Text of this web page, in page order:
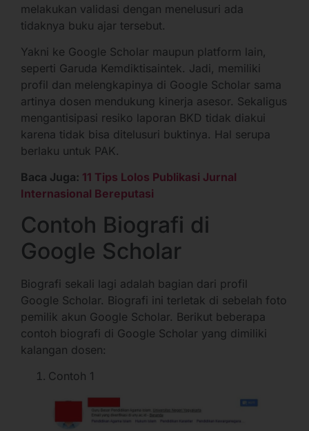
melakukan validasi dengan menelusuri ada
tidaknya buku ajar tersebut.
Yakni ke Google Scholar maupun platform lain,
seperti Garuda Kemdiktisaintek. Jadi, memiliki
profil dan melengkapinya di Google Scholar sama
artinya dosen mendukung kinerja asesor. Sekaligus
mengantisipasi resiko laporan BKD tidak diakui
karena tidak bisa ditelusuri buktinya. Hal serupa
berlaku untuk PAK.
Baca Juga: 11 Tips Lolos Publikasi Jurnal
Internasional Bereputasi
Contoh Biografi di
Google Scholar
Biografi sekali lagi adalah bagian dari profil
Google Scholar. Biografi ini terletak di sebelah foto
pemilik akun Google Scholar. Berikut beberapa
contoh biografi di Google Scholar yang dimiliki
kalangan dosen:
Contoh 1